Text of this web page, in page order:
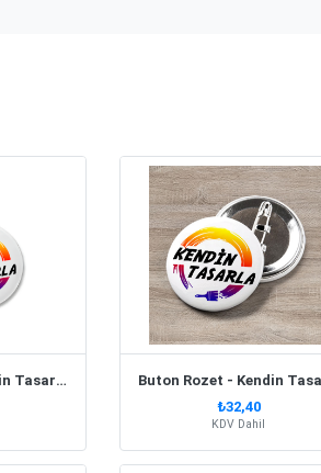
Buton Rozet - Kendin Tasarla 44 Mm
₺32,40
KDV Dahil